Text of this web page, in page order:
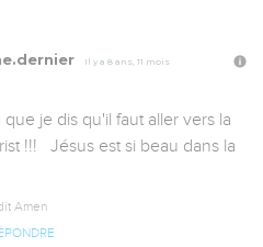
Il y a 8 ans, 11 mois
je dis qu'il faut aller vers la
!!!   Jésus est si beau dans la
Amen